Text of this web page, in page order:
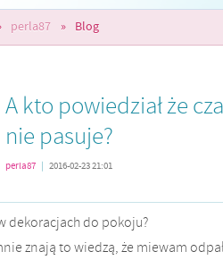
perla87 » Blog
A kto powiedział że
nie pasuje?
perla87 | 2016-02-23 21:01
dekoracjach do pokoju?
znają to wiedzą, że miewam